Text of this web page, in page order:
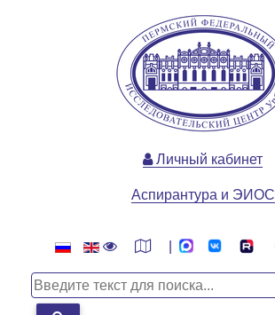
Личный кабинет
Аспирантура и ЭИОС